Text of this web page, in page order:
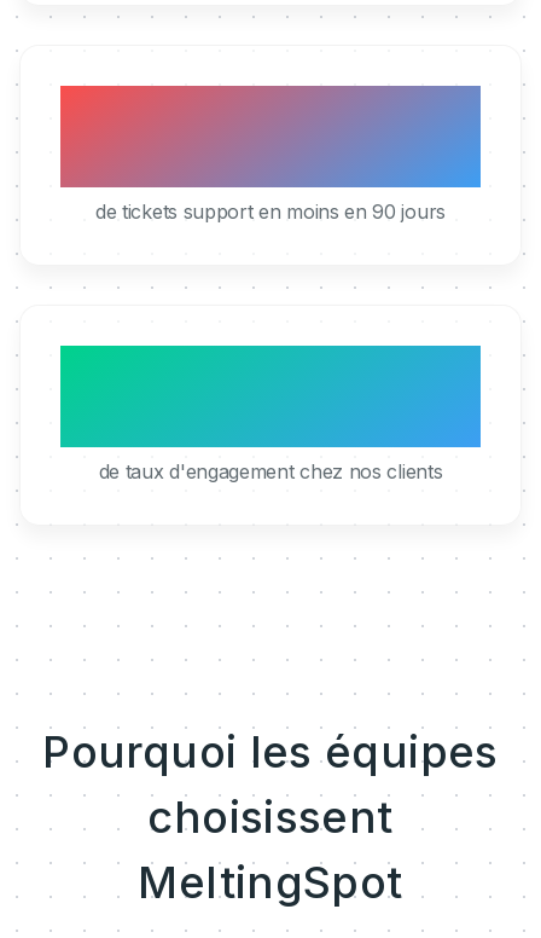
40%
de tickets support en moins en 90 jours
de taux d'engagement chez nos clients
Pourquoi les équipes
choisissent
MeltingSpot